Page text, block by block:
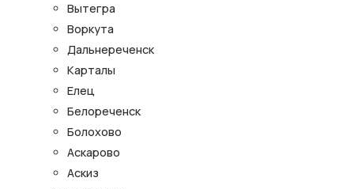
Вытегра
Воркута
Дальнереченск
Карталы
Елец
Белореченск
Болохово
Аскарово
Аскиз